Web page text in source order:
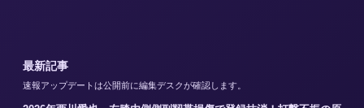
最新記事
速報アップデートは公開前に編集デスクが確認します。